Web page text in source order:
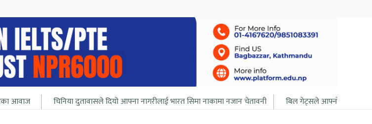
चिनिया दुतावासले दियो आफ्ना नागरीलाई भारत सिमा नाकामा नजान चेतावनी बिल गेट्सले आफ्नो सबै सम्पत्ति २० बर्ष भित्र